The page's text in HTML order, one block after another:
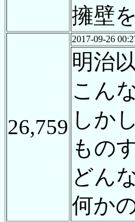
擁壁
26,759
2017-09-26
明治
こん
しか
もの
どん
何か